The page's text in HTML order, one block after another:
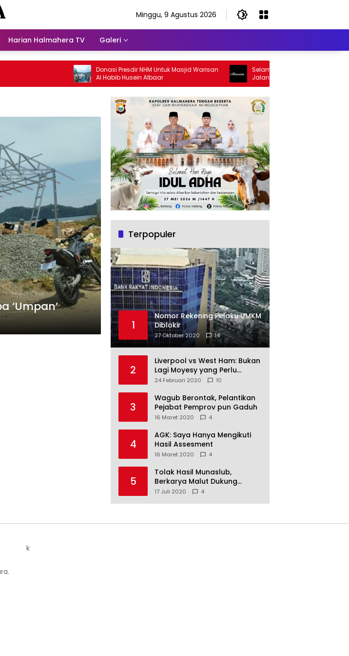
Minggu, 9 Agustus 2026
Harian Halmahera TV Galeri
Donasi Presdir NHM Untuk Masjid Warisan
Al Habib Husein Albaar
Selamat Jalan Sang Inspirator,
Jalan Abangku Yuslam Idris
‘Umpan’
Terpopuler
1
Nomor Rekening Pelaku UMKM
Diblokir
27 Oktober 2020 14
2
Liverpool vs West Ham: Bukan
Lagi Moyesy yang Perlu
Ditakuti
24 Februari 2020 10
3
Wagub Berontak, Pelantikan
Pejabat Pemprov pun Gaduh
16 Maret 2020 4
4
AGK: Saya Hanya Mengikuti
Hasil Assesment
16 Maret 2020 4
5
Tolak Hasil Munaslub,
Berkarya Malut Dukung
Tommy Soeharto
17 Juli 2020 4
k